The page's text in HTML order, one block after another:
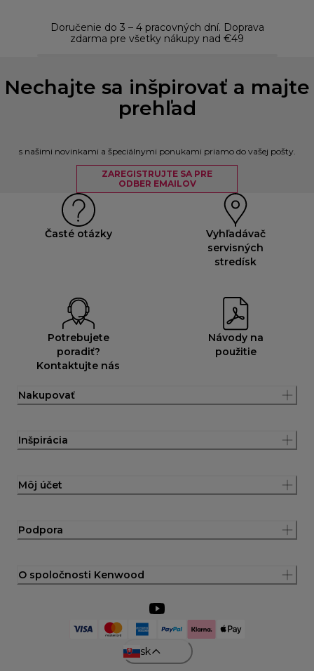
Doručenie do 3 – 4 pracovných dní. Doprava
zdarma pre všetky nákupy nad €49
Nechajte sa inšpirovať a majte
prehľad
s našimi novinkami a špeciálnymi ponukami priamo do vašej pošty.
ZAREGISTRUJTE SA PRE
ODBER EMAILOV
Časté otázky
Vyhľadávač
servisných
stredísk
Potrebujete
poradiť?
Kontaktujte nás
Návody na
použitie
Nakupovať
Inšpirácia
Môj účet
Podpora
O spoločnosti Kenwood
sk